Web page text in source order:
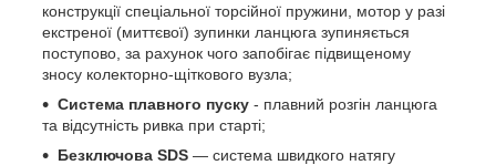
конструкції спеціальної торсійної пружини, мотор у разі
екстреної (миттєвої) зупинки ланцюга зупиняється
поступово, за рахунок чого запобігає підвищеному
зносу колекторно-щіткового вузла;
Система плавного пуску - плавний розгін ланцюга
та відсутність ривка при старті;
Безключова SDS — система швидкого натягу